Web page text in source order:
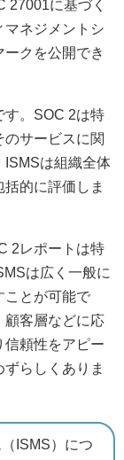
27001に基づく
マネジメントシ
クを公開でき
す。SOC 2は特
サービスに関
ISMSは組織全体
的に評価しま
2レポートは特
は広く一般に
ことが可能で
顧客層などに応
信頼性をアピー
らしくありま
ISMS）につ